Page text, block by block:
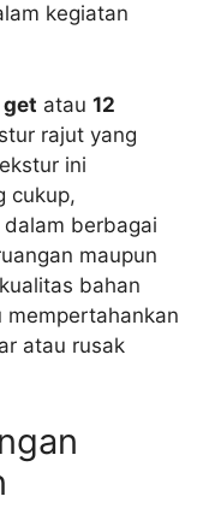
kegiatan
get atau 12
rajut yang
ini
cukup,
berbagai
maupun
bahan
mempertahankan
atau rusak